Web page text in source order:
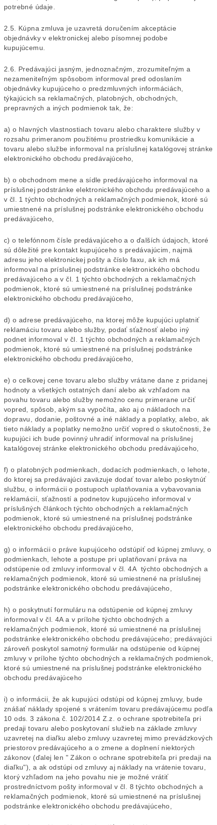
potrebné údaje.
2.5. Kúpna zmluva je uzavretá doručením akceptácie
objednávky v elektronickej alebo písomnej podobe
kupujúcemu.
2.6. Predávajúci jasným, jednoznačným, zrozumiteľným a
nezameniteľným spôsobom informoval pred odoslaním
objednávky kupujúceho o predzmluvných informáciách,
týkajúcich sa reklamačných, platobných, obchodných,
prepravných a iných podmienok tak, že:
a) o hlavných vlastnostiach tovaru alebo charaktere služby v
rozsahu primeranom použitému prostriedku komunikácie a
tovaru alebo službe informoval na príslušnej katalógovej stránke
elektronického obchodu predávajúceho,
b) o obchodnom mene a sídle predávajúceho informoval na
príslušnej podstránke elektronického obchodu predávajúceho a
v čl. 1 týchto obchodných a reklamačných podmienok, ktoré sú
umiestnené na príslušnej podstránke elektronického obchodu
predávajúceho,
c) o telefónnom čísle predávajúceho a o ďalších údajoch, ktoré
sú dôležité pre kontakt kupujúceho s predávajúcim, najmä
adresu jeho elektronickej pošty a číslo faxu, ak ich má
informoval na príslušnej podstránke elektronického obchodu
predávajúceho a v čl. 1 týchto obchodných a reklamačných
podmienok, ktoré sú umiestnené na príslušnej podstránke
elektronického obchodu predávajúceho,
d) o adrese predávajúceho, na ktorej môže kupujúci uplatniť
reklamáciu tovaru alebo služby, podať sťažnosť alebo iný
podnet informoval v čl. 1 týchto obchodných a reklamačných
podmienok, ktoré sú umiestnené na príslušnej podstránke
elektronického obchodu predávajúceho,
e) o celkovej cene tovaru alebo služby vrátane dane z pridanej
hodnoty a všetkých ostatných daní alebo ak vzhľadom na
povahu tovaru alebo služby nemožno cenu primerane určiť
vopred, spôsob, akým sa vypočíta, ako aj o nákladoch na
dopravu, dodanie, poštovné a iné náklady a poplatky, alebo, ak
tieto náklady a poplatky nemožno určiť vopred o skutočnosti, že
kupujúci ich bude povinný uhradiť informoval na príslušnej
katalógovej stránke elektronického obchodu predávajúceho,
f) o platobných podmienkach, dodacích podmienkach, o lehote,
do ktorej sa predávajúci zaväzuje dodať tovar alebo poskytnúť
službu, o informácii o postupoch uplatňovania a vybavovania
reklamácií, sťažností a podnetov kupujúceho informoval v
príslušných článkoch týchto obchodných a reklamačných
podmienok, ktoré sú umiestnené na príslušnej podstránke
elektronického obchodu predávajúceho,
g) o informácii o práve kupujúceho odstúpiť od kúpnej zmluvy, o
podmienkach, lehote a postupe pri uplatňovaní práva na
odstúpenie od zmluvy informoval v čl. 4A týchto obchodných a
reklamačných podmienok, ktoré sú umiestnené na príslušnej
podstránke elektronického obchodu predávajúceho,
h) o poskytnutí formuláru na odstúpenie od kúpnej zmluvy
informoval v čl. 4A a v prílohe týchto obchodných a
reklamačných podmienok, ktoré sú umiestnené na príslušnej
podstránke elektronického obchodu predávajúceho; predávajúci
zároveň poskytol samotný formulár na odstúpenie od kúpnej
zmluvy v prílohe týchto obchodných a reklamačných podmienok,
ktoré sú umiestnené na príslušnej podstránke elektronického
obchodu predávajúceho
i) o informácii, že ak kupujúci odstúpi od kúpnej zmluvy, bude
znášať náklady spojené s vrátením tovaru predávajúcemu podľa
10 ods. 3 zákona č. 102/2014 Z.z. o ochrane spotrebiteľa pri
predaji tovaru alebo poskytovaní služieb na základe zmluvy
uzavretej na diaľku alebo zmluvy uzavretej mimo prevádzkových
priestorov predávajúceho a o zmene a doplnení niektorých
zákonov (ďalej len " Zákon o ochrane spotrebiteľa pri predaji na
diaľku"), a ak odstúpi od zmluvy aj náklady na vrátenie tovaru,
ktorý vzhľadom na jeho povahu nie je možné vrátiť
prostredníctvom pošty informoval v čl. 8 týchto obchodných a
reklamačných podmienok, ktoré sú umiestnené na príslušnej
podstránke elektronického obchodu predávajúceho,